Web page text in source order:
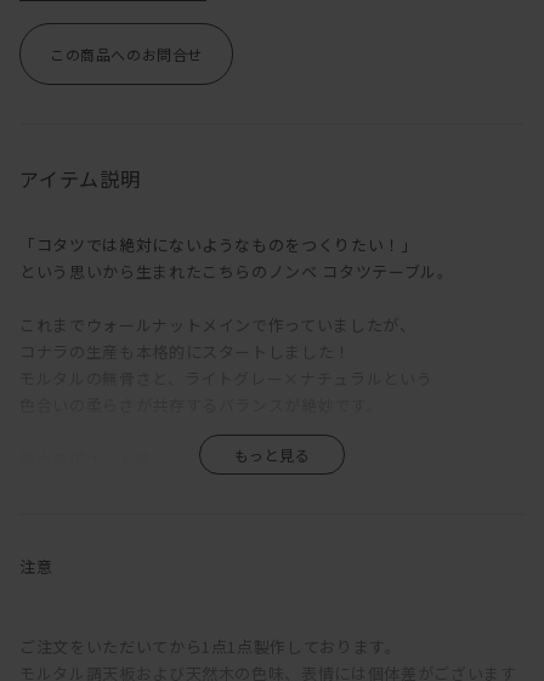
この商品へのお問合せ
アイテム説明
「コタツでは絶対にないようなものをつくりたい！」
という思いから生まれたこちらのノンベ コタツテーブル。
これまでウォールナットメインで作っていましたが、
モダンな空間にも難なく馴染みます。
注意
ご注文をいただいてから1点1点製作しております。